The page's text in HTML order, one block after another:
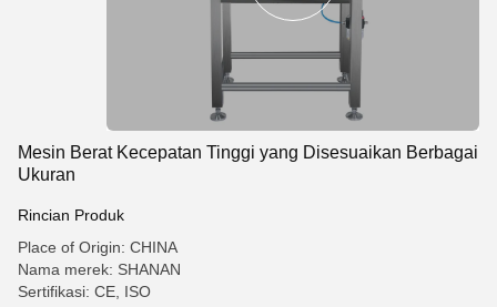
Mesin Berat Kecepatan Tinggi yang Disesuaikan Berbagai
Ukuran
Rincian Produk
Place of Origin: CHINA
Nama merek: SHANAN
Sertifikasi: CE, ISO